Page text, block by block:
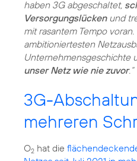
haben 3G abgeschaltet,
Versorgungslückenund
mit rasantem Tempo
ambitioniertesten
Unternehmensgeschichte
unser Netz wie nie zuvor.“
3G-
mehreren
O2 hat die